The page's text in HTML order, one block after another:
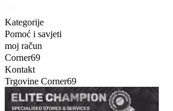
Kategorije
Pomoć i savjeti
moj račun
Corner69
Kontakt
Trgovine Corner69